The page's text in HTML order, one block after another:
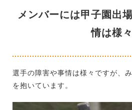
メンバーには甲子園出
情は様々
選手の障害や事情は様々ですが、
を抱いています。